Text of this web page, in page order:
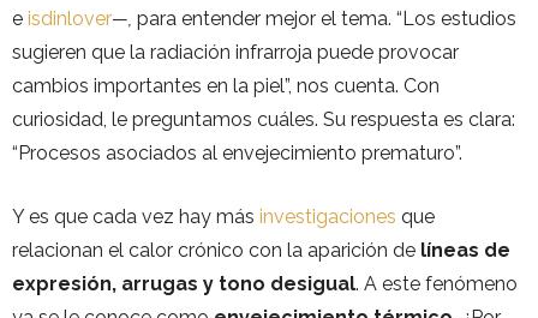
e isdinlover—, para entender mejor el tema. “Los estudios
sugieren que la radiación infrarroja puede provocar
cambios importantes en la piel”, nos cuenta. Con
curiosidad, le preguntamos cuáles. Su respuesta es clara:
“Procesos asociados al envejecimiento prematuro”.
Y es que cada vez hay más investigaciones que
relacionan el calor crónico con la aparición de líneas de
expresión, arrugas y tono desigual. A este fenómeno